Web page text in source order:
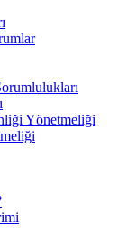
Yönetmeliği